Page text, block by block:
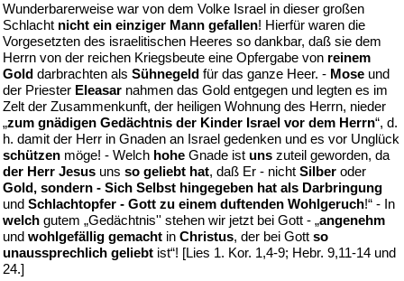
Wunderbarerweise war von dem Volke Israel in dieser großen
Schlacht nicht ein einziger Mann gefallen! Hierfür waren die
Vorgesetzten des israelitischen Heeres so dankbar, daß sie dem
Herrn von der reichen Kriegsbeute eine Opfergabe von reinem
Gold darbrachten als Sühnegeld für das ganze Heer. - Mose und
der Priester Eleasar nahmen das Gold entgegen und legten es im
Zelt der Zusammenkunft, der heiligen Wohnung des Herrn, nieder
„zum gnädigen Gedächtnis der Kinder Israel vor dem Herrn“, d.
h. damit der Herr in Gnaden an Israel gedenken und es vor Unglück
schützen möge! - Welch hohe Gnade ist uns zuteil geworden, da
der Herr Jesus uns so geliebt hat, daß Er - nicht Silber oder
Gold, sondern - Sich Selbst hingegeben hat als Darbringung
und Schlachtopfer - Gott zu einem duftenden Wohlgeruch!“ - In
welch gutem „Gedächtnis'' stehen wir jetzt bei Gott - „angenehm
und wohlgefällig gemacht in Christus, der bei Gott so
unaussprechlich geliebt ist“! [Lies 1. Kor. 1,4-9; Hebr. 9,11-14 und
24.]